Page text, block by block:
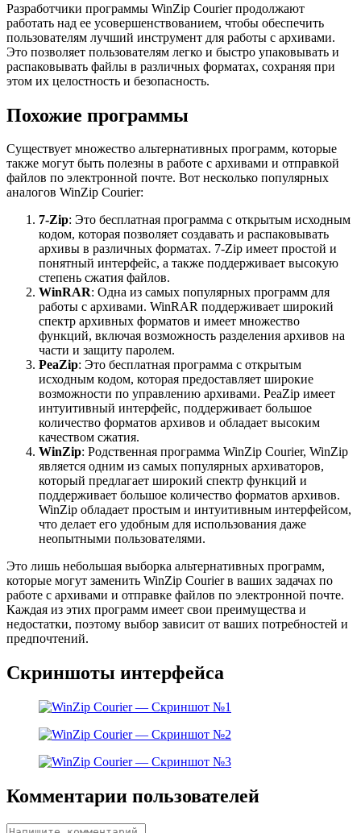
Разработчики программы WinZip Courier продолжают
работать над ее усовершенствованием, чтобы обеспечить
пользователям лучший инструмент для работы с архивами.
Это позволяет пользователям легко и быстро упаковывать и
распаковывать файлы в различных форматах, сохраняя при
этом их целостность и безопасность.
Похожие программы
Существует множество альтернативных программ, которые
также могут быть полезны в работе с архивами и отправкой
файлов по электронной почте. Вот несколько популярных
аналогов WinZip Courier:
7-Zip: Это бесплатная программа с открытым исходным
кодом, которая позволяет создавать и распаковывать
архивы в различных форматах. 7-Zip имеет простой и
понятный интерфейс, а также поддерживает высокую
степень сжатия файлов.
WinRAR: Одна из самых популярных программ для
работы с архивами. WinRAR поддерживает широкий
спектр архивных форматов и имеет множество
функций, включая возможность разделения архивов на
части и защиту паролем.
PeaZip: Это бесплатная программа с открытым
исходным кодом, которая предоставляет широкие
возможности по управлению архивами. PeaZip имеет
интуитивный интерфейс, поддерживает большое
количество форматов архивов и обладает высоким
качеством сжатия.
WinZip: Родственная программа WinZip Courier, WinZip
является одним из самых популярных архиваторов,
который предлагает широкий спектр функций и
поддерживает большое количество форматов архивов.
WinZip обладает простым и интуитивным интерфейсом,
что делает его удобным для использования даже
неопытными пользователями.
Это лишь небольшая выборка альтернативных программ,
которые могут заменить WinZip Courier в ваших задачах по
работе с архивами и отправке файлов по электронной почте.
Каждая из этих программ имеет свои преимущества и
недостатки, поэтому выбор зависит от ваших потребностей и
предпочтений.
Скриншоты интерфейса
Комментарии пользователей